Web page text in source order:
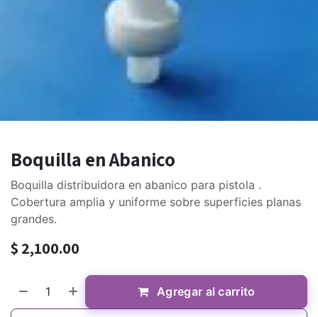
Boquilla en Abanico
Boquilla distribuidora en abanico para pistola .
Cobertura amplia y uniforme sobre superficies planas
grandes.
$ 2,100.00
Agregar al carrito